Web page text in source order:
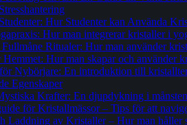
Hur Studenter kan Använda
Hur man integrerar kristaller i
Ritualer: Hur man använder
Hur man skapar och använder
Nybörjare: En introduktion till
Egenskaper
Krafter: En djupdykning i
för Kristallmässor – Tips för att
Laddning av Kristaller – Hur man håller